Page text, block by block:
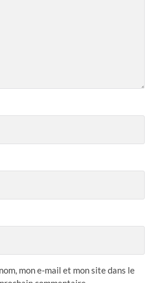
mon e-mail et mon site dans le